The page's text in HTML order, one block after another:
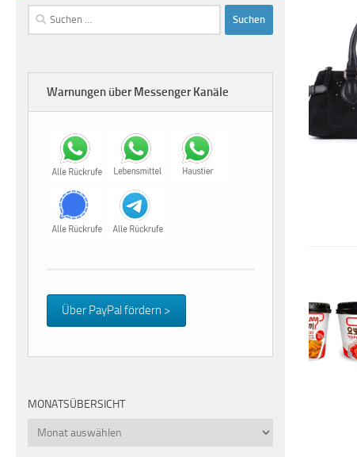
Suchen
nach:
Warnungen über Messenger Kanäle
Über PayPal fördern >
MONATSÜBERSICHT
Monatsübersicht